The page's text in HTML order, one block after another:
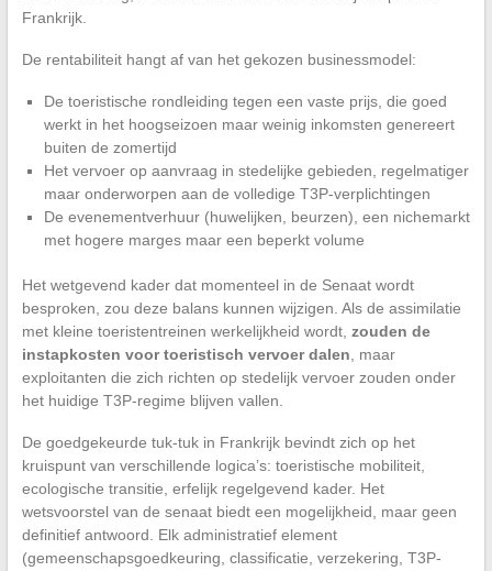
Frankrijk.
De rentabiliteit hangt af van het gekozen businessmodel:
De toeristische rondleiding tegen een vaste prijs, die goed
werkt in het hoogseizoen maar weinig inkomsten genereert
buiten de zomertijd
Het vervoer op aanvraag in stedelijke gebieden, regelmatiger
maar onderworpen aan de volledige T3P-verplichtingen
De evenementverhuur (huwelijken, beurzen), een nichemarkt
met hogere marges maar een beperkt volume
Het wetgevend kader dat momenteel in de Senaat wordt
besproken, zou deze balans kunnen wijzigen. Als de assimilatie
met kleine toeristentreinen werkelijkheid wordt, zouden de
instapkosten voor toeristisch vervoer dalen, maar
exploitanten die zich richten op stedelijk vervoer zouden onder
het huidige T3P-regime blijven vallen.
De goedgekeurde tuk-tuk in Frankrijk bevindt zich op het
kruispunt van verschillende logica’s: toeristische mobiliteit,
ecologische transitie, erfelijk regelgevend kader. Het
wetsvoorstel van de senaat biedt een mogelijkheid, maar geen
definitief antwoord. Elk administratief element
(gemeenschapsgoedkeuring, classificatie, verzekering, T3P-